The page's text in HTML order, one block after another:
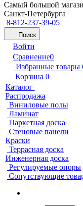
Самый большой
Санкт-Петербурга
8-812-237-39-05
Поиск
Войти
Сравнение0
Избранные товары
Корзина 0
Каталог
Распродажа
Виниловые полы
Ламинат
Паркетная доска
Стеновые панели
Краски
Террасная доска
Инженерная доска
Регулируемые опоры
Сопутствующие